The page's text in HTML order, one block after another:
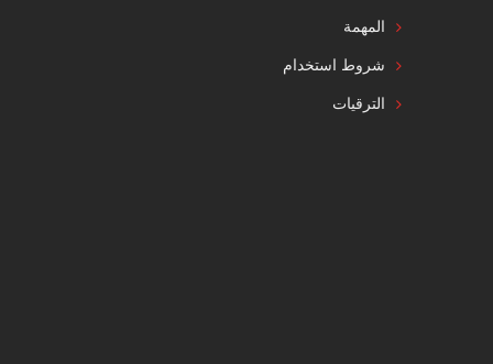
المهمة
شروط استخدام
الترقيات